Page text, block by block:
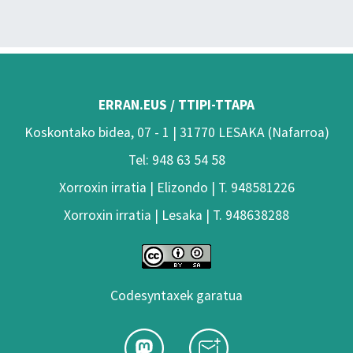
ERRAN.EUS / TTIPI-TTAPA
Koskontako bidea, 07 - 1 | 31770 LESAKA (Nafarroa)
Tel: 948 63 54 58
Xorroxin irratia | Elizondo | T. 948581226
Xorroxin irratia | Lesaka | T. 948638288
Codesyntaxek garatua